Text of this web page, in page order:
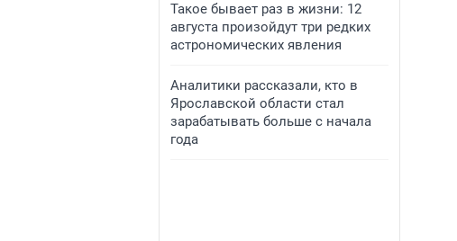
Такое бывает раз в жизни: 12
августа произойдут три редких
астрономических явления
Аналитики рассказали, кто в
Ярославской области стал
зарабатывать больше с начала
года